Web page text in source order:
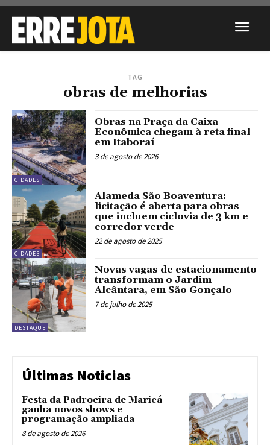
TAG
obras de melhorias
CIDADES
Obras na Praça da Caixa
Econômica chegam à reta final
em Itaboraí
3 de agosto de 2026
CIDADES
Alameda São Boaventura:
licitação é aberta para obras
que incluem ciclovia de 3 km e
corredor verde
22 de agosto de 2025
DESTAQUE
Novas vagas de estacionamento
transformam o Jardim
Alcântara, em São Gonçalo
7 de julho de 2025
Últimas Noticias
Festa da Padroeira de Maricá
ganha novos shows e
programação ampliada
8 de agosto de 2026